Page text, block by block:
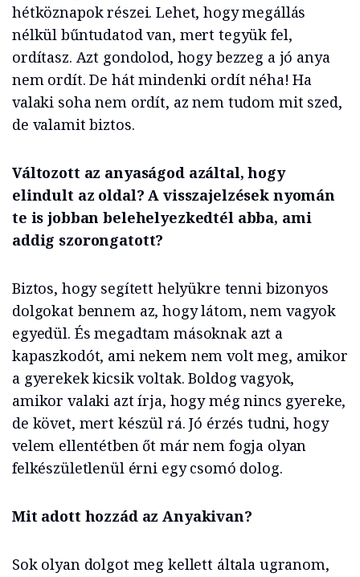
hétköznapok részei. Lehet, hogy megállás
nélkül bűntudatod van, mert tegyük fel,
ordítasz. Azt gondolod, hogy bezzeg a jó anya
nem ordít. De hát mindenki ordít néha! Ha
valaki soha nem ordít, az nem tudom mit szed,
de valamit biztos.
Változott az anyaságod azáltal, hogy
elindult az oldal? A visszajelzések nyomán
te is jobban belehelyezkedtél abba, ami
addig szorongatott?
Biztos, hogy segített helyükre tenni bizonyos
dolgokat bennem az, hogy látom, nem vagyok
egyedül. És megadtam másoknak azt a
kapaszkodót, ami nekem nem volt meg, amikor
a gyerekek kicsik voltak. Boldog vagyok,
amikor valaki azt írja, hogy még nincs gyereke,
de követ, mert készül rá. Jó érzés tudni, hogy
velem ellentétben őt már nem fogja olyan
felkészületlenül érni egy csomó dolog.
Mit adott hozzád az Anyakivan?
Sok olyan dolgot meg kellett általa ugranom,